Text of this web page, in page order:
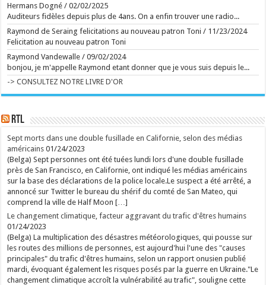
Vilhelm Hammershøi, ce Vermeer mélancolique
Superbe exposition du peintre danois à la Kunsthaus
de Zurich. Envoyé spécial. ...
Ecrit le 26/07 18:42
Actrice dans Soda et une cinquantaine de films: La
comédienne Dominique Frot est décédée à 68 ans
La comédienne de cinéma et de théâtre Dominique
Frot, soeur cadette de l'actrice Catherine Frot, est
décédée vendredi à 68 ans à Paris, selon sa famille
et son agent. ...
Ecrit le 09/08 15:38
Vendredi et samedi, les deux premiers soirs du
spectacles grandioses, en plus d'une conférence
musicale captivante du journaliste Alex Dutilh sur le
pianiste Keith Jarrett. ...
Ecrit le 09/08 13:29
Pari réussi pour Pommelien Thijs à Ronquières:
comment la superstar flamande a-t-elle réussi à
séduire le public francophone?
Phénomène en Flandre, Pommelien Thijs a donné à
Ronquières son premier concert dans un festival en
Ecrit le 09/08 13:01
V2 Script
Hermans Dogné /02/02/2025
Auditeurs fidèles depuis plus de 4ans. On a enfin trouver une radio...
Raymond de Seraing felicitations au nouveau patron Toni / 11/23/2024
Felicitation au nouveau patron Toni
Raymond Vandewalle /09/02/2024
bonjou, je m'appelle Raymond etant donner que je vous suis depuis le...
-> CONSULTEZ NOTRE LIVRE D'OR
RTL
Sept morts dans une double fusillade en Californie, selon des médias
américains 01/24/2023
(Belga) Sept personnes ont été tuées lundi lors d'une double fusillade
près de San Francisco, en Californie, ont indiqué les médias américains
sur la base des déclarations de la police locale.Le suspect a été arrêté, a
annoncé sur Twitter le bureau du shérif du comté de San Mateo, qui
comprend la ville de Half Moon […]
Le changement climatique, facteur aggravant du trafic d'êtres humains
01/24/2023
(Belga) La multiplication des désastres météorologiques, qui pousse sur
les routes des millions de personnes, est aujourd'hui l'une des "causes
principales" du trafic d'êtres humains, selon un rapport onusien publié
mardi, évoquant également les risques posés par la guerre en Ukraine."Le
changement climatique accroît la vulnérabilité au trafic", souligne cette